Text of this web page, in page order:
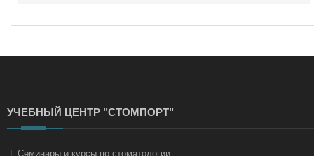
УЧЕБНЫЙ ЦЕНТР "СТОМПОРТ"
Семинары и курсы по стоматологии